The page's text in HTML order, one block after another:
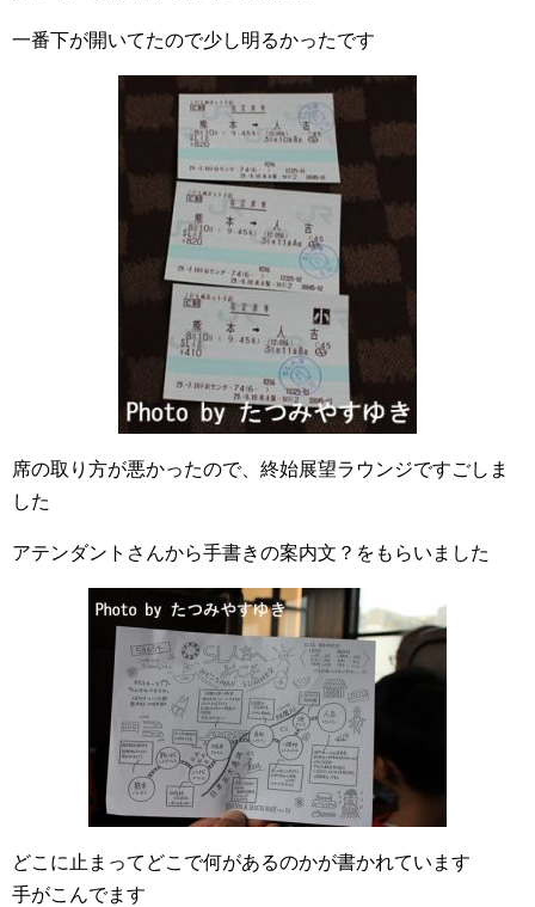
一番下が開いてたので少し明るかったです
席の取り方が悪かったので、終始展望ラウンジですごしま
した
アテンダントさんから手書きの案内文？をもらいました
どこに止まってどこで何があるのかが書かれています
手がこんでます